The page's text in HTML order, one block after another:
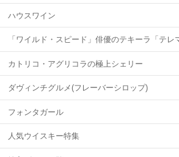
ハウスワイン
「ワイルド・スピード」俳優のテキーラ「テレ
カトリコ・アグリコラの極上シェリー
ダヴィンチグルメ(フレーバーシロップ)
フォンタガール
人気ウイスキー特集